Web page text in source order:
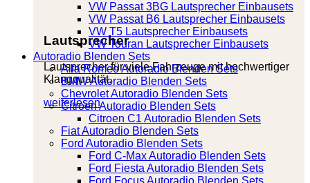
Lautsprecher
Lautsprecher für viele Fahrzeuge mit hochwertiger
Klangqualität.
weiterlesen
VW Passat 3BG Lautsprecher Einbausets
VW Passat B6 Lautsprecher Einbausets
VW T5 Lautsprecher Einbausets
VW Touran Lautsprecher Einbausets
Autoradio Blenden Sets
Alfa Romeo Autoradio Blenden Sets
BMW Autoradio Blenden Sets
Chevrolet Autoradio Blenden Sets
Citroen Autoradio Blenden Sets
Citroen C1 Autoradio Blenden Sets
Fiat Autoradio Blenden Sets
Ford Autoradio Blenden Sets
Ford C-Max Autoradio Blenden Sets
Ford Fiesta Autoradio Blenden Sets
Ford Focus Autoradio Blenden Sets